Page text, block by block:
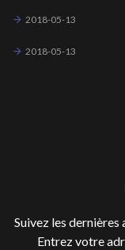
2018-05-13
2018-05-13
Suivez les dernières
Entrez votre